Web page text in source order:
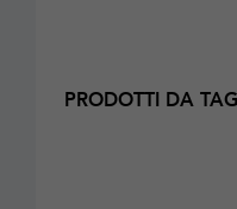
PRODOTTI DA